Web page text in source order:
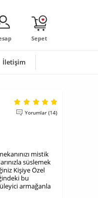
Sepet
İletişim
Yorumlar (14)
mistik
süslemek
Kişiye Özel
bu
armağanla